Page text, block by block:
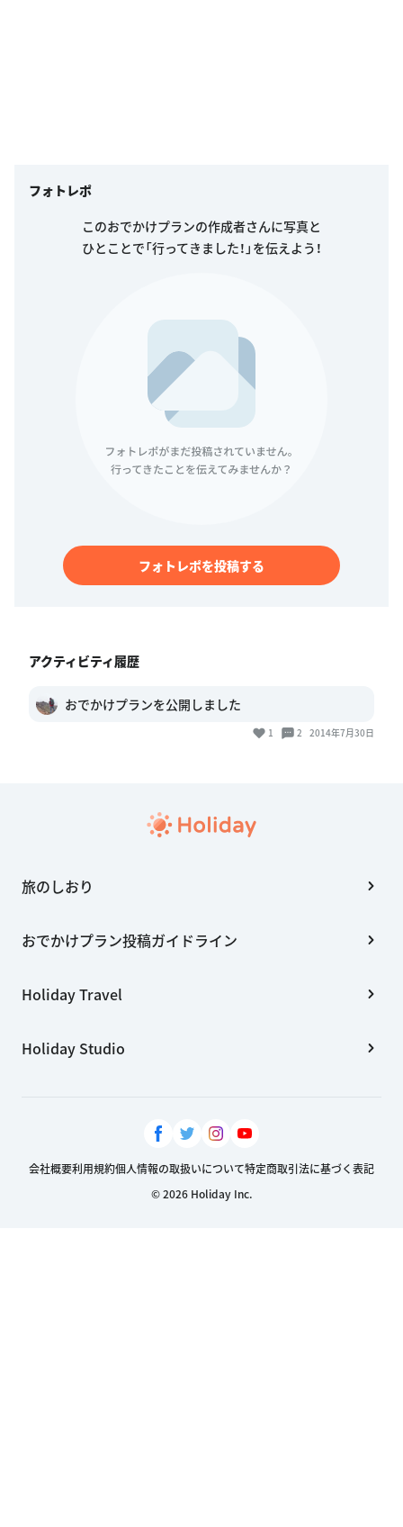
フォトレポ
このおでかけプランの作成者さんに写真と
ひとことで「行ってきました！」を伝えよう！
フォトレポを投稿する
アクティビティ履歴
おでかけプランを公開しました
1 2 2014年7月30日
旅のしおり
おでかけプラン投稿ガイドライン
Holiday Travel
Holiday Studio
会社概要利用規約個人情報の取扱いについて特定商取引法に基づく表記
© 2026 Holiday Inc.